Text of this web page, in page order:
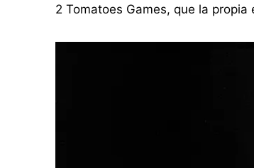
2 Tomatoes Games, que la